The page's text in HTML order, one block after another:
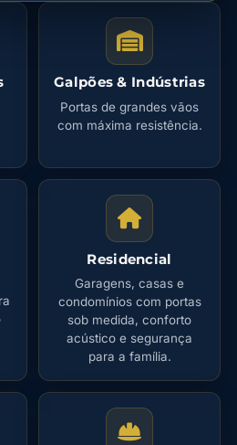
Galpões & Indústrias
Portas de grandes vãos
com máxima resistência.
Residencial
Garagens, casas e
condomínios com portas
sob medida, conforto
acústico e segurança
para a família.